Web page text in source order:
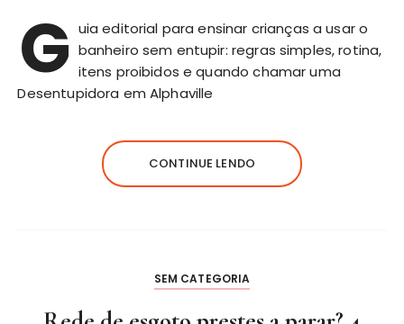
G uia editorial para ensinar crianças a usar o
banheiro sem entupir: regras simples, rotina,
itens proibidos e quando chamar uma
Desentupidora em Alphaville
CONTINUE LENDO
SEM CATEGORIA